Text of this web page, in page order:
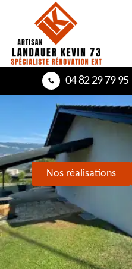
04 82 29 79 95
Nos réalisations